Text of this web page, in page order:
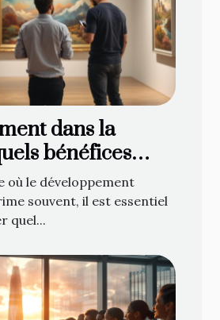
dans la
bénéfices
où le développement
souvent, il est essentiel
quel...